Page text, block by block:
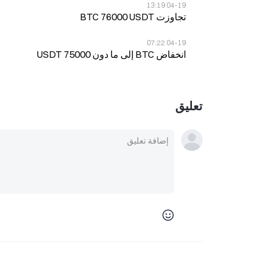
04-19 13:19
تجاوزت BTC 76000 USDT
04-19 07:22
انخفاض BTC إلى ما دون 75000 USDT
تعليق